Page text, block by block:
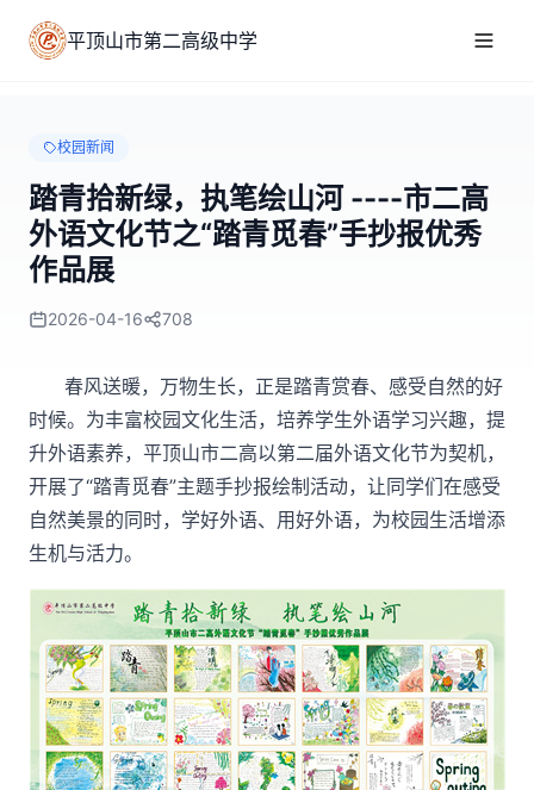
平顶山市第二高级中学
校园新闻
踏青拾新绿，执笔绘山河 ----市二高
外语文化节之“踏青觅春”手抄报优秀
作品展
2026-04-16 708
春风送暖，万物生长，正是踏青赏春、感受自然的好
时候。为丰富校园文化生活，培养学生外语学习兴趣，提
升外语素养，平顶山市二高以第二届外语文化节为契机，
开展了“踏青觅春”主题手抄报绘制活动，让同学们在感受
自然美景的同时，学好外语、用好外语，为校园生活增添
生机与活力。